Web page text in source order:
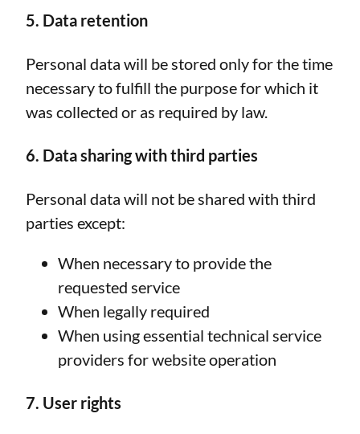
5. Data retention
Personal data will be stored only for the time
necessary to fulfill the purpose for which it
was collected or as required by law.
6. Data sharing with third parties
Personal data will not be shared with third
parties except:
When necessary to provide the
requested service
When legally required
When using essential technical service
providers for website operation
7. User rights